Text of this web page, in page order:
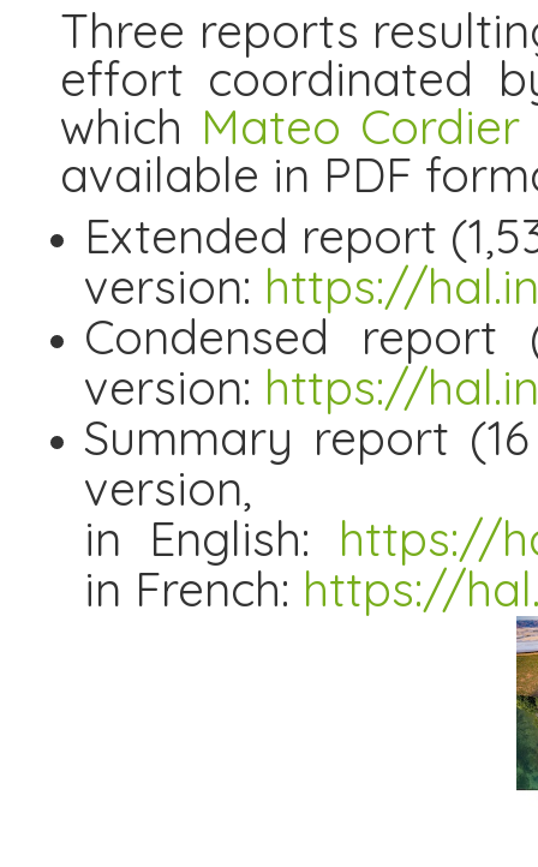
Three reports
effort coordinated
which Mateo Cordier
available in PDF
Extended report
version: https://
Condensed report
version: https://
Summary report
in English: https://
in French: https://